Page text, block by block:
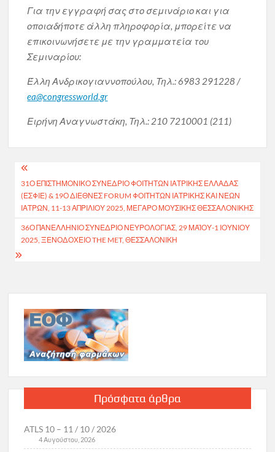
Για την εγγραφή σας στο σεμινάριο και για
οποιαδήποτε άλλη πληροφορία, μπορείτε να
επικοινωνήσετε με την γραμματεία του
Σεμιναρίου:
Έλλη Ανδρικογιαννοπούλου, Τηλ.: 6983 291228 /
ea@congressworld.gr
Ειρήνη Αναγνωστάκη, Τηλ.: 210 7210001 (211)
Πλοήγηση
άρθρων
31Ο ΕΠΙΣΤΗΜΟΝΙΚΌ ΣΥΝΈΔΡΙΟ ΦΟΙΤΗΤΏΝ ΙΑΤΡΙΚΉΣ ΕΛΛΆΔΑΣ
(ΕΣΦΙΕ) & 19Ο ΔΙΕΘΝΈΣ FORUM ΦΟΙΤΗΤΏΝ ΙΑΤΡΙΚΉΣ ΚΑΙ ΝΈΩΝ
ΙΑΤΡΏΝ, 11-13 ΑΠΡΙΛΊΟΥ 2025, ΜΈΓΑΡΟ ΜΟΥΣΙΚΉΣ ΘΕΣΣΑΛΟΝΊΚΗΣ
36Ο ΠΑΝΕΛΛΉΝΙΟ ΣΥΝΈΔΡΙΟ ΝΕΥΡΟΛΟΓΊΑΣ, 29 ΜΑΪ́ΟΥ-1 ΙΟΥΝΊΟΥ
2025, ΞΕΝΟΔΟΧΕΊΟ THE MET, ΘΕΣΣΑΛΟΝΊΚΗ
Πρόσφατα άρθρα
ATLS 10 – 11 / 10 / 2026
4 Αυγούστου, 2026